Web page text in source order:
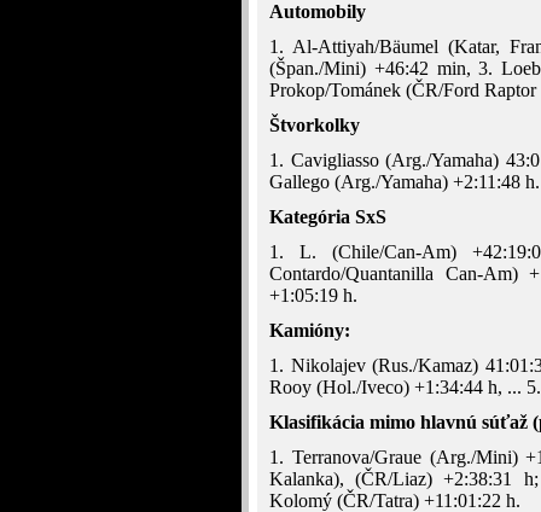
Automobily
1. Al-Attiyah/Bäumel (Katar,
(Špan./Mini) +46:42 min, 3.
Prokop/Tománek (ČR/Ford
Štvorkolky
1. Cavigliasso (Arg./Yamaha)
Gallego (Arg./Yamaha) +2:11:48 h.
Kategória SxS
1. L. (Chile/Can-Am)
Contardo/Quantanilla Can-Am)
+1:05:19 h.
Kamióny:
1. Nikolajev (Rus./Kamaz)
Rooy (Hol./Iveco) +1:34:44 h, ...
Klasifikácia mimo hlavnú súťaž
1. Terranova/Graue (Arg./Mini)
Kalanka), (ČR/Liaz) +2:38:31
Kolomý (ČR/Tatra) +11:01:22 h.